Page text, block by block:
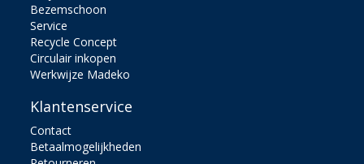
Bezemschoon
Service
Recycle Concept
Circulair inkopen
Werkwijze Madeko
Klantenservice
Contact
Betaalmogelijkheden